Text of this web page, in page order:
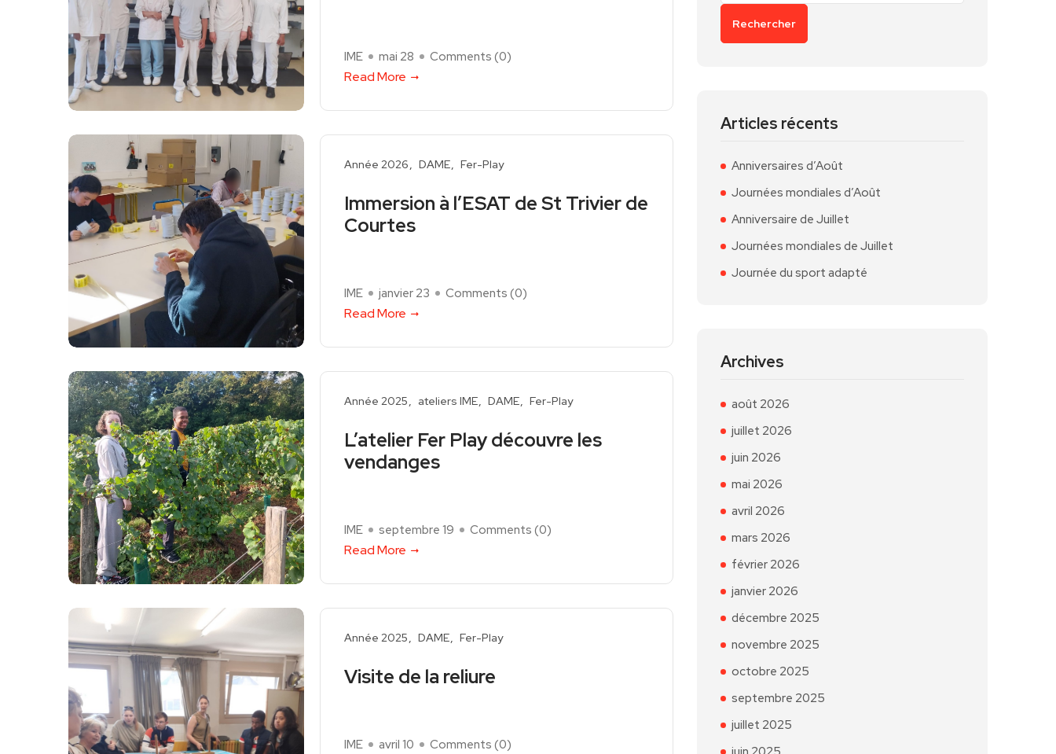
IME mai 28 Comments (0)
Read More
Année 2026 DAME Fer-Play
Immersion à l’ESAT de St Trivier de
Courtes
IME janvier 23 Comments (0)
Read More
Année 2025 ateliers IME DAME Fer-Play
L’atelier Fer Play découvre les
vendanges
IME septembre 19 Comments (0)
Read More
Année 2025 DAME Fer-Play
Visite de la reliure
IME avril 10 Comments (0)
Rechercher
Articles récents
Anniversaires d’Août
Journées mondiales d’Août
Anniversaire de Juillet
Journées mondiales de Juillet
Journée du sport adapté
Archives
août 2026
juillet 2026
juin 2026
mai 2026
avril 2026
mars 2026
février 2026
janvier 2026
décembre 2025
novembre 2025
octobre 2025
septembre 2025
juillet 2025